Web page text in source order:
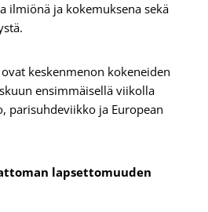
ilmiönä ja kokemuksena sekä
keskenmenon kokeneiden
ensimmäisellä viikolla
parisuhdeviikko ja European
lapsettomuuden